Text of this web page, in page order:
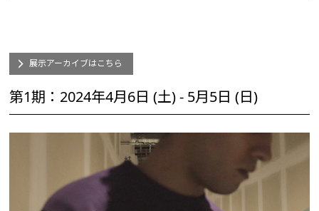
展示アーカイブはこちら
第1期：2024年4月6日 (土) - 5月5日 (日)